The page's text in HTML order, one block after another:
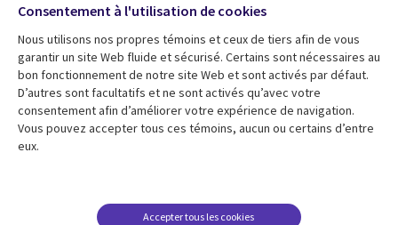
Fusions
Ressources
Library
Links
Articles
Blog
Support
Legal
Accessibilité
conditions juridiques
Social
Media
FRANCE
Consentement à l'utilisation de cookies
Nous utilisons nos propres témoins et ceux de tiers afin de vous
garantir un site Web fluide et sécurisé. Certains sont nécessaires au
bon fonctionnement de notre site Web et sont activés par défaut.
D’autres sont facultatifs et ne sont activés qu’avec votre
consentement afin d’améliorer votre expérience de navigation.
Vous pouvez accepter tous ces témoins, aucun ou certains d’entre
eux.
Accepter tous les cookies